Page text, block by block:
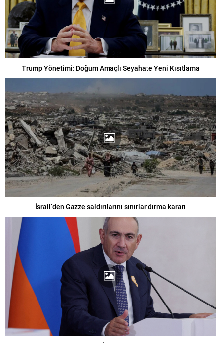
Trump Yönetimi: Doğum Amaçlı Seyahate Yeni Kısıtlama
İsrail’den Gazze saldırılarını sınırlandırma kararı